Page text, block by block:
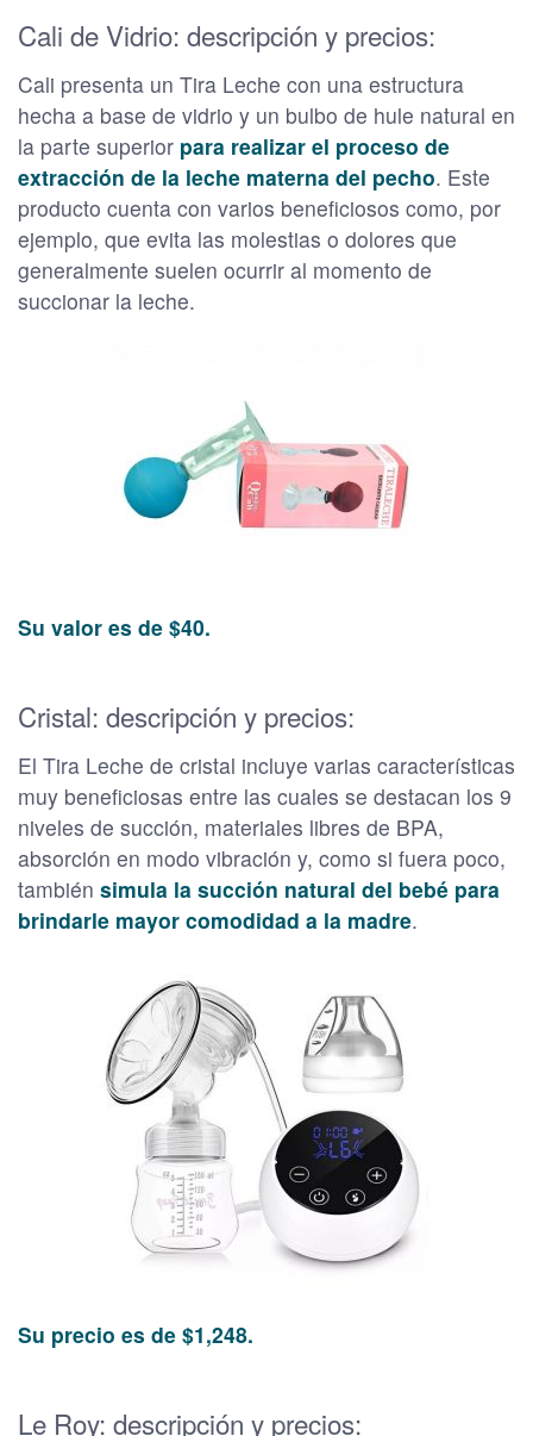
Cali de Vidrio: descripción y precios:
Cali presenta un Tira Leche con una estructura
hecha a base de vidrio y un bulbo de hule natural en
la parte superior para realizar el proceso de
extracción de la leche materna del pecho. Este
producto cuenta con varios beneficiosos como, por
ejemplo, que evita las molestias o dolores que
generalmente suelen ocurrir al momento de
succionar la leche.
Su valor es de $40.
Cristal: descripción y precios:
El Tira Leche de cristal incluye varias características
muy beneficiosas entre las cuales se destacan los 9
niveles de succión, materiales libres de BPA,
absorción en modo vibración y, como si fuera poco,
también simula la succión natural del bebé para
brindarle mayor comodidad a la madre.
Su precio es de $1,248.
Le Roy: descripción y precios: